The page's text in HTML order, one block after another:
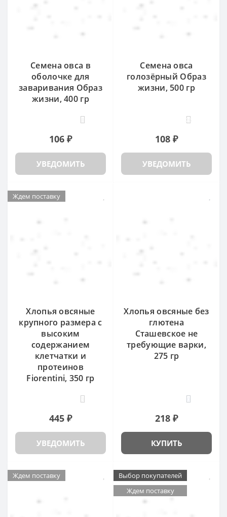
Семена овса в
оболочке для
заваривания Образ
жизни, 400 гр
106 ₽
УВЕДОМИТЬ
Семена овса
голозёрный Образ
жизни, 500 гр
26
108 ₽
УВЕДОМИТЬ
Ждем поставку
Хлопья овсяные
крупного размера с
высоким
содержанием
клетчатки и
протеинов
Fiorentini, 350 гр
445 ₽
УВЕДОМИТЬ
Хлопья овсяные без
глютена
Сташевское не
требующие варки,
275 гр
218 ₽
КУПИТЬ
Ждем поставку
Выбор покупателей
Ждем поставку